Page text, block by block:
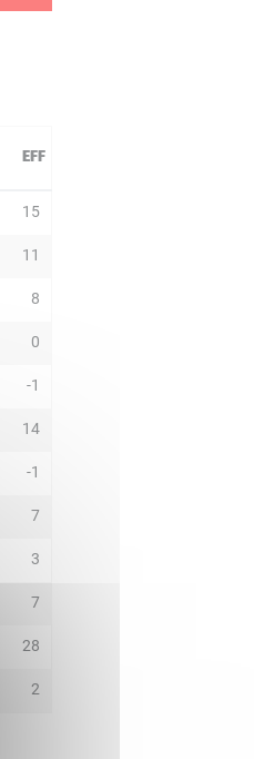
EFF
15
11
8
0
-1
14
-1
7
3
7
28
2